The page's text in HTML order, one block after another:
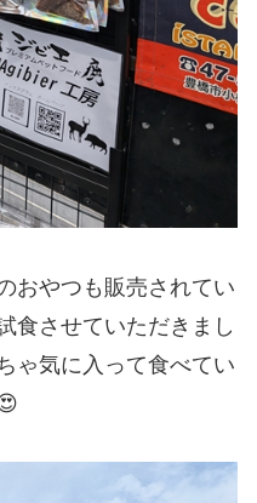
おやつも販売されてい
食させていただきまし
ゃ気に入って食べてい